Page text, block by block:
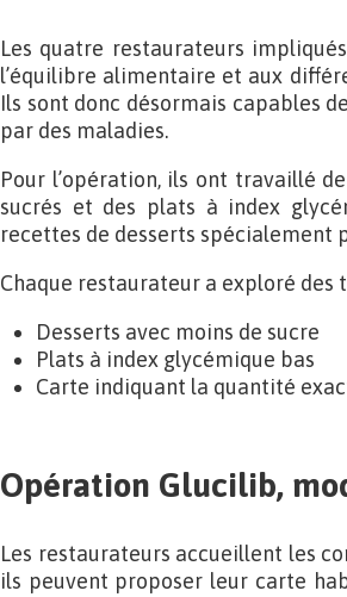
Les quatre restaurateurs
l’équilibre alimentaire et aux
Ils sont donc désormais capables
par des maladies.
Pour l’opération, ils ont travaillé
sucrés et des plats à index
recettes de desserts spécialement
Chaque restaurateur a exploré des
Desserts avec moins de sucre
Plats à index glycémique bas
Carte indiquant la quantité
Opération Glucilib,
Les restaurateurs accueillent les
ils peuvent proposer leur carte